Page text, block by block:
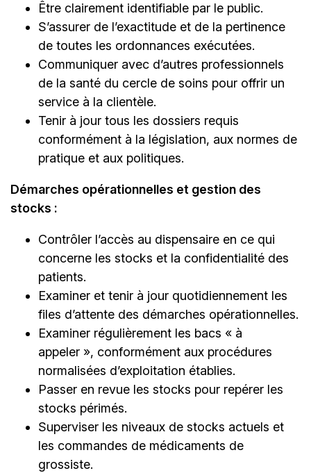
Être clairement identifiable par le public.
S’assurer de l’exactitude et de la pertinence
de toutes les ordonnances exécutées.
Communiquer avec d’autres professionnels
de la santé du cercle de soins pour offrir un
service à la clientèle.
Tenir à jour tous les dossiers requis
conformément à la législation, aux normes de
pratique et aux politiques.
Démarches opérationnelles et gestion des
stocks :
Contrôler l’accès au dispensaire en ce qui
concerne les stocks et la confidentialité des
patients.
Examiner et tenir à jour quotidiennement les
files d’attente des démarches opérationnelles.
Examiner régulièrement les bacs « à
appeler », conformément aux procédures
normalisées d’exploitation établies.
Passer en revue les stocks pour repérer les
stocks périmés.
Superviser les niveaux de stocks actuels et
les commandes de médicaments de
grossiste.